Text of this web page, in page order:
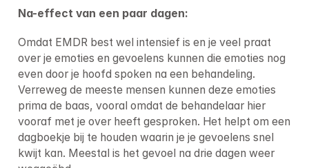
Na-effect van een paar dagen:
Omdat EMDR best wel intensief is en je veel praat
over je emoties en gevoelens kunnen die emoties nog
even door je hoofd spoken na een behandeling.
Verreweg de meeste mensen kunnen deze emoties
prima de baas, vooral omdat de behandelaar hier
vooraf met je over heeft gesproken. Het helpt om een
dagboekje bij te houden waarin je je gevoelens snel
kwijt kan. Meestal is het gevoel na drie dagen weer